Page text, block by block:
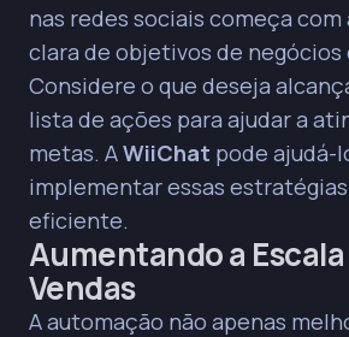
nas redes sociais começa
clara de objetivos de negócios
Considere o que deseja
lista de ações para ajudar a
metas. AWiiChat pode ajudá-
implementar essas
eficiente.
Aumentando a Escala
Vendas
A automação não apenas